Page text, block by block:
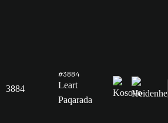
3884
#3884
Leart
Paqarada